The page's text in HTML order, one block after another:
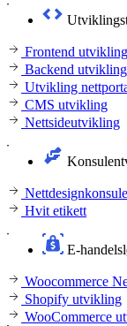
Frontend utvikling
Backend utvikling
Utvikling
CMS utvikling
Nettsideutvikling
Hvit etikett
E-
Woocommerce
Shopify utvikling
WooCommerce